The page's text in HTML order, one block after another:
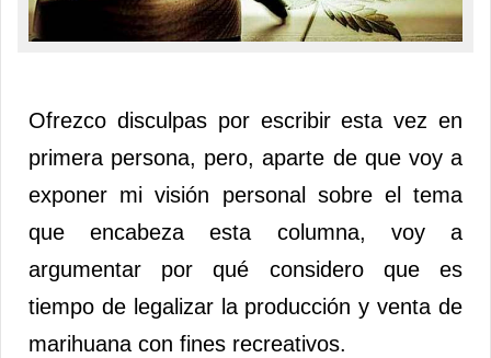
Ofrezco disculpas por escribir esta vez en
primera persona, pero, aparte de que voy a
exponer mi visión personal sobre el tema
que encabeza esta columna, voy a
argumentar por qué considero que es
tiempo de legalizar la producción y venta de
marihuana con fines recreativos.